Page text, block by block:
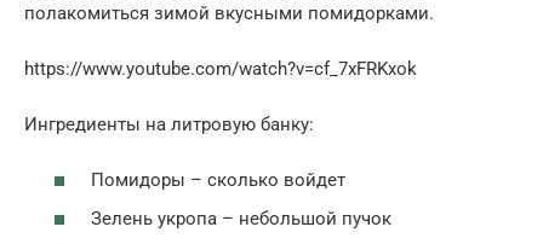
полакомиться зимой вкусными помидорками.
https://www.youtube.com/watch?v=cf_7xFRKxok
Ингредиенты на литровую банку:
Помидоры – сколько войдет
Зелень укропа – небольшой пучок